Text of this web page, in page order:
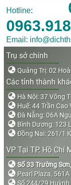
Hotline:
Email:
Trụ sở chính
Quảng Trị: 02
Các tỉnh thành
Hà Nội: 37 Võng
Huế: 44 Trần Cao
Đà Nẵng: 06A
Bình Dương: 123
Đồng Nai: 261/1
VP Tại TP. Hồ Chí
Số 33 Trường
Pearl Plaza,
Số 244/29